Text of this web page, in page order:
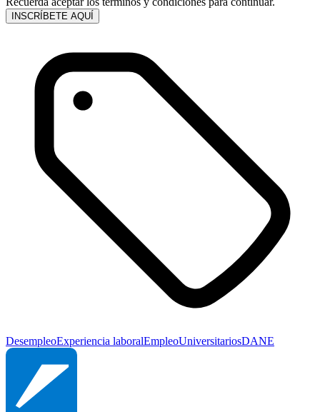
INSCRÍBETE AQUÍ
DesempleoExperiencia laboralEmpleoUniversitariosDANE